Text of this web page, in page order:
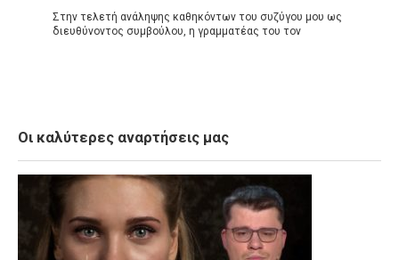
Στην τελετή ανάληψης καθηκόντων του συζύγου μου ως
διευθύνοντος συμβούλου, η γραμματέας του τον
Οι καλύτερες αναρτήσεις μας